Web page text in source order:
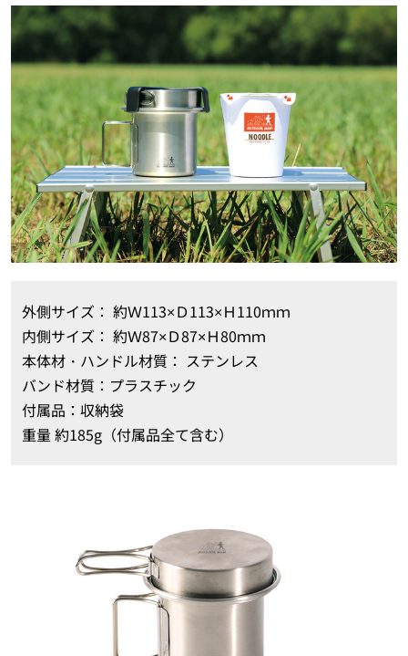
外側サイズ： 約Ｗ113×Ｄ113×Ｈ110ｍｍ
内側サイズ： 約Ｗ87×Ｄ87×Ｈ80ｍｍ
本体材・ハンドル材質： ステンレス
バンド材質：プラスチック
付属品：収納袋
重量 約185g（付属品全て含む）